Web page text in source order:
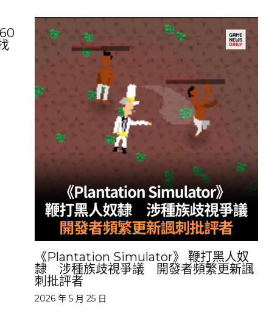
《Plantation Simulator》 鞭打黑人奴
隸 涉種族歧視爭議 開發者頻繁更新諷
刺批評者
2026 年 5 月 25 日